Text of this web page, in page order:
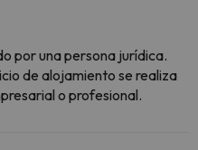
por una persona jurídica.
de alojamiento se realiza
o profesional.